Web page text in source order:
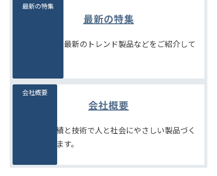
最新の特集
季節商品や、最新のトレンド製品などをご紹介して
最新の特集
会社概要
たしかな実績と技術で人と社会にやさしい製品づく
りをめざします。
会社概要